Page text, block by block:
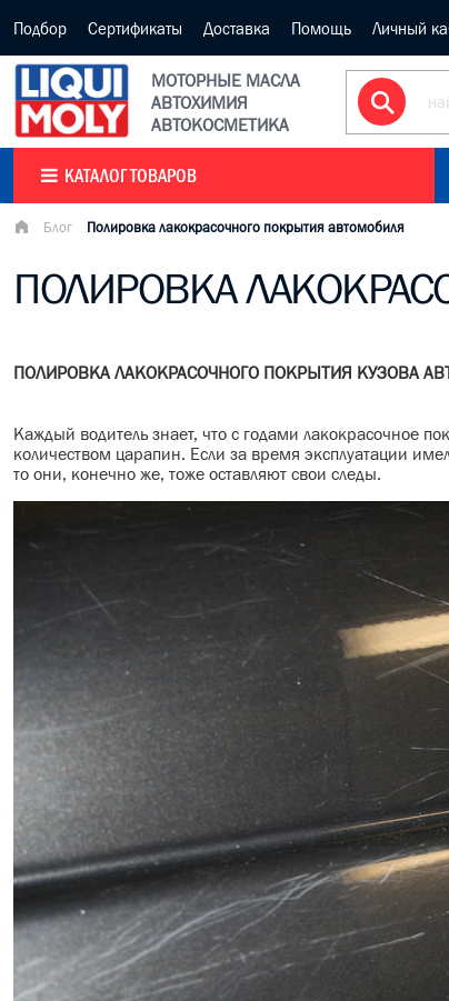
Подбор Сертификаты Доставка Помощь Личный
МОТОРНЫЕ МАСЛА
АВТОХИМИЯ
АВТОКОСМЕТИКА
КАТАЛОГ ТОВАРОВ
Блог Полировка лакокрасочного покрытия автомобиля
ПОЛИРОВКА
ПОЛИРОВКА ЛАКОКРАСОЧНОГО ПОКРЫТИЯ КУЗОВА
Каждый водитель знает, что с годами лакокрасочное
количеством царапин. Если за время эксплуатации
то они, конечно же, тоже оставляют свои следы.